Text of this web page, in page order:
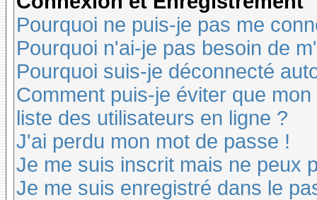
Pourquoi ne puis-je pas me
Pourquoi n'ai-je pas besoin de
Pourquoi suis-je déconnecté
Comment puis-je éviter que
liste des utilisateurs en ligne ?
J'ai perdu mon mot de passe !
Je me suis inscrit mais ne peux
Je me suis enregistré dans le